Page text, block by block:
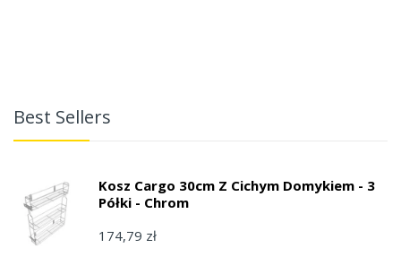
Best Sellers
Kosz Cargo 30cm Z Cichym Domykiem - 3
Półki - Chrom
174,79 zł